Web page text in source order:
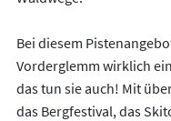
Bei diesem
Vorderglemm wirklich
das tun sie auch! Mit
das Bergfestival, das